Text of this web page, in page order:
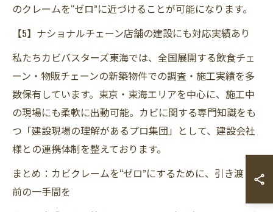
のクレームを“ゼロ”に近づけることが可能になります。
【5】ナショナルチェーン店舗の建設にも対応実績あり
私たちカビバスターズ東海では、全国展開する飲食チェ
ーン・物販チェーンの新築物件での調査・施工実績を多
数保有しています。東京・東海エリアを中心に、施工中
の現場にも柔軟に出動可能。カビに関する専門知識をも
つ「建設現場の理解があるプロ集団」として、建設会社
様との連携体制を整えております。
まとめ：カビクレームを“ゼロ”にするために、引き渡し
前の一手間を